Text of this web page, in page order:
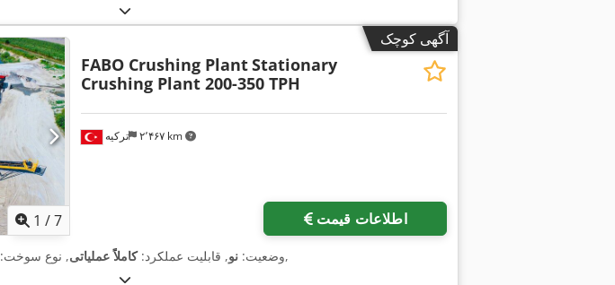
آگهی کوچک
1 /7
ترکیه ۲٬۴۶۷ km
FABO Crushing PlantStationary
Crushing Plant 200-350 TPH
اطلاعات قیمت
وضعیت: نو, قابلیت عملکرد:کاملاً عملیاتی, نوع سوخت: ,